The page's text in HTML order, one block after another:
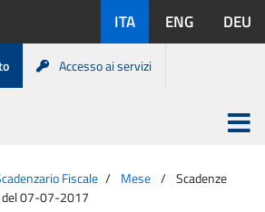
disponibili:
ITA ENG DEU
Accesso ai servizi
Apri
menu
Fiscale Mese
Scadenze
del 07-07-2017